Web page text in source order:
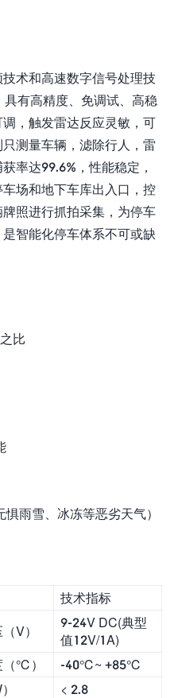
术和高速数字信号处理技
有高精度、免调试、高稳
，触发雷达反应灵敏，可
测量车辆，滤除行人，雷
率达99.6%，性能稳定，
场和地下车库出入口，控
照进行抓拍采集，为停车
智能化停车体系不可或缺
雨雪、冰冻等恶劣天气）
技术指标
V）
9-24V DC(典型
值12V/1A)
（℃）
-40℃~ +85℃
< 2.8